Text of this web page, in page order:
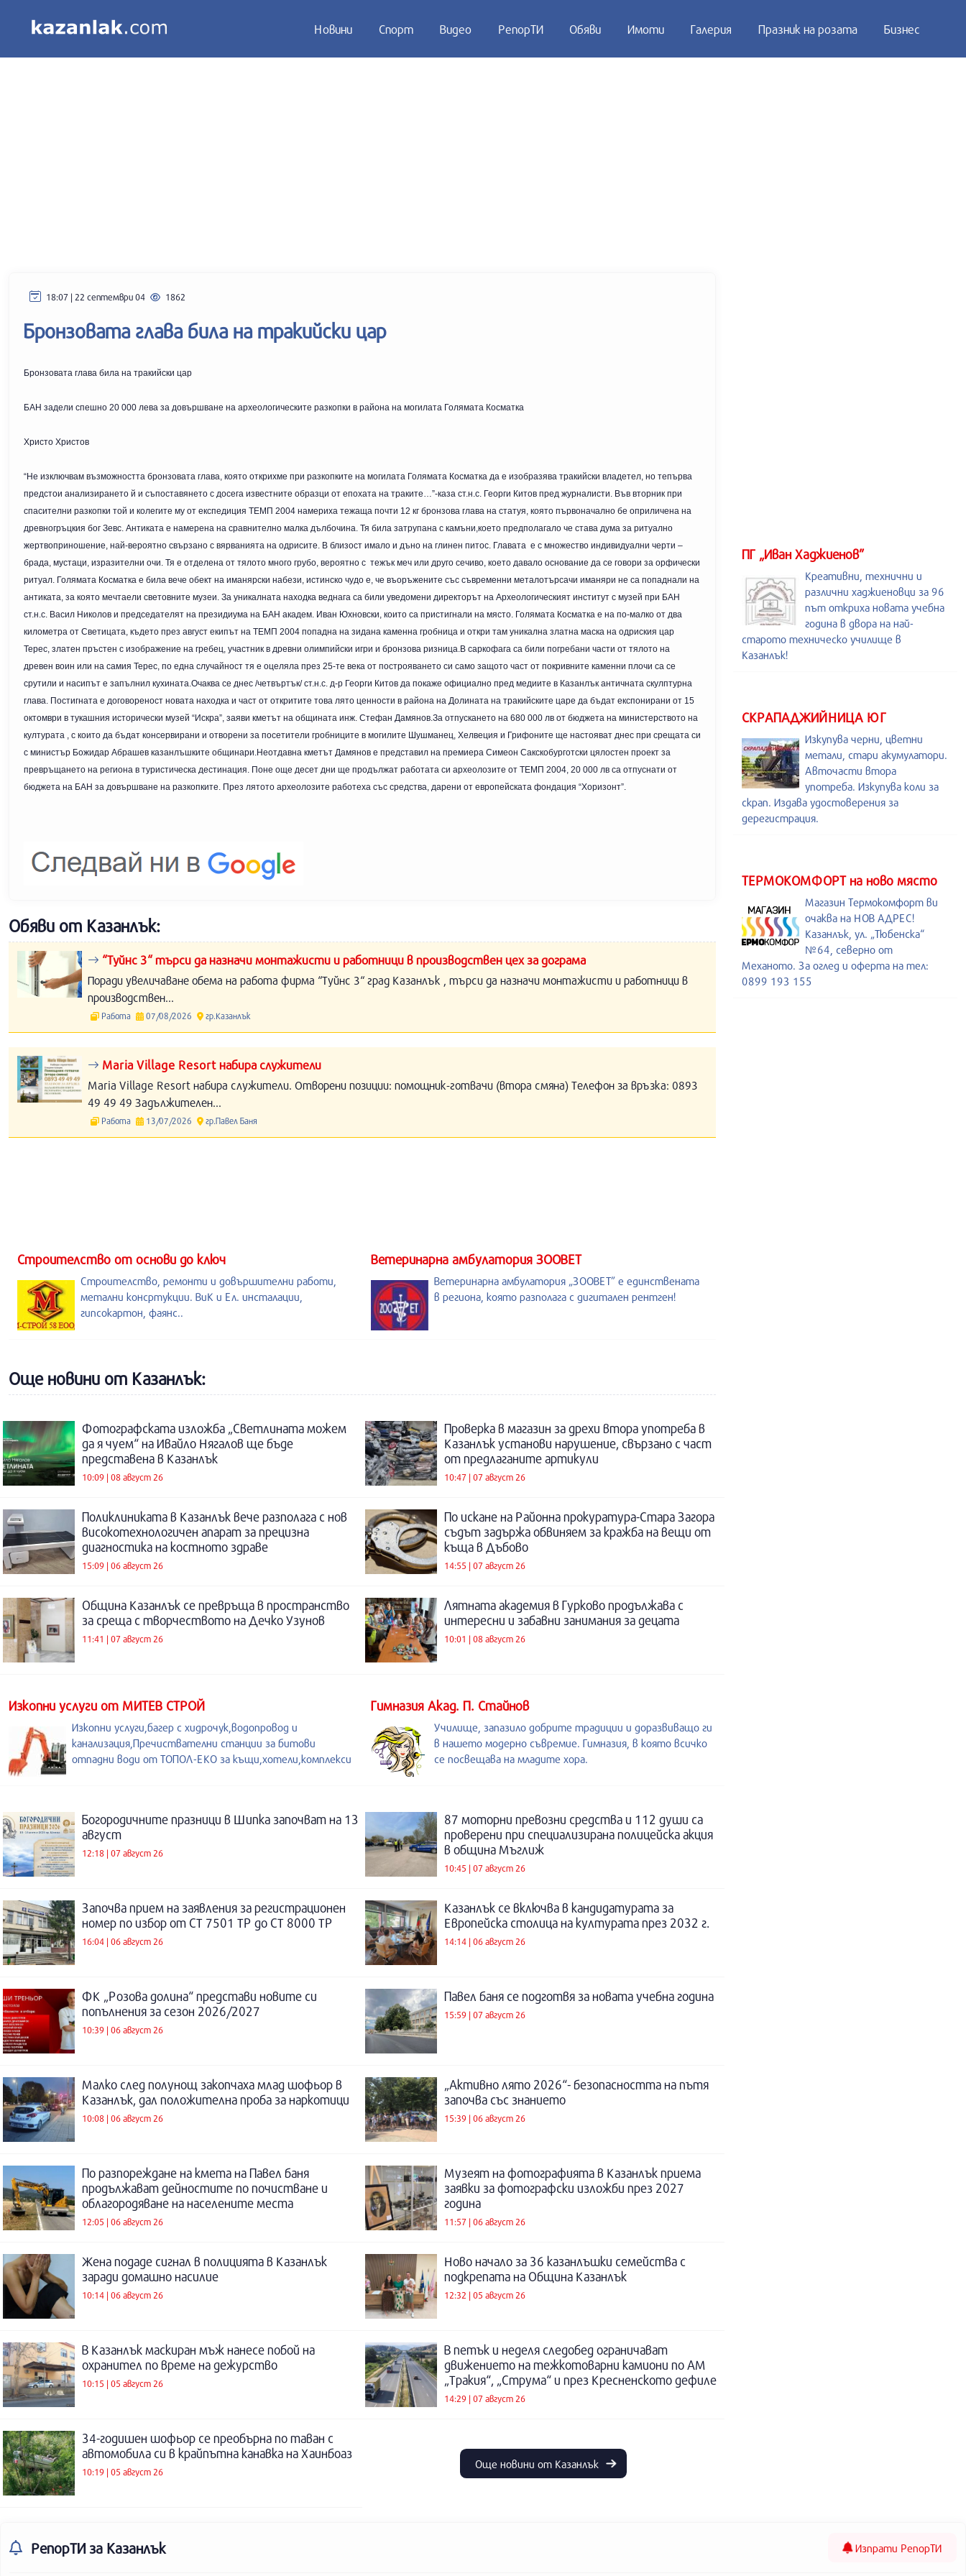
Новини Спорт Видео РепорТИ Обяви Имоти Галерия Празник на розата Бизнес
18:07 | 22 септември 04 1862
Бронзовата глава била на тракийски цар
Бронзовата глава била на тракийски цар
БАН задели спешно 20 000 лева за довършване на археологическите разкопки в района на могилата Голямата Косматка
Христо Христов
“Не изключвам възможността бронзовата глава, която открихме при разкопките на могилата Голямата Косматка да е изобразява тракийски владетел, но тепърва
предстои анализирането й и съпоставянето с досега известните образци от епохата на траките…”-каза ст.н.с. Георги Китов пред журналисти. Във вторник при
спасителни разкопки той и колегите му от експедиция ТЕМП 2004 намериха тежаща почти 12 кг бронзова глава на статуя, която първоначално бе оприличена на
древногръцкия бог Зевс. Антиката е намерена на сравнително малка дълбочина. Тя била затрупана с камъни,което предполагало че става дума за ритуално
жертвоприношение, най-вероятно свързано с вярванията на одрисите. В близост имало и дъно на глинен питос. Главата е с множество индивидуални черти –
брада, мустаци, изразителни очи. Тя е отделена от тялото много грубо, вероятно с тежък меч или друго сечиво, което давало основание да се говори за орфически
ритуал. Голямата Косматка е била вече обект на иманярски набези, истинско чудо е, че въоръжените със съвременни металотърсачи иманяри не са попаднали на
антиката, за която мечтаели световните музеи. За уникалната находка веднага са били уведомени директорът на Археологическият институт с музей при БАН
ст.н.с. Васил Николов и председателят на президиума на БАН академ. Иван Юхновски, които са пристигнали на място. Голямата Косматка е на по-малко от два
километра от Светицата, където през август екипът на ТЕМП 2004 попадна на зидана каменна гробница и откри там уникална златна маска на одриския цар
Терес, златен пръстен с изображение на гребец, участник в древни олимпийски игри и бронзова ризница.В саркофага са били погребани части от тялото на
древен воин или на самия Терес, по една случайност тя е оцеляла през 25-те века от построяването си само защото част от покривните каменни плочи са се
срутили и насипът е запълнил кухината.Очаква се днес /четвъртък/ ст.н.с. д-р Георги Китов да покаже официално пред медиите в Казанлък античната скулптурна
глава. Постигната е договореност новата находка и част от откритите това лято ценности в района на Долината на тракийските царе да бъдат експонирани от 15
октомври в тукашния исторически музей “Искра”, заяви кметът на общината инж. Стефан Дамянов.За отпускането на 680 000 лв от бюджета на министерството на
културата , с които да бъдат консервирани и отворени за посетители гробниците в могилите Шушманец, Хелвеция и Грифоните ще настояват днес при срещата си
с министър Божидар Абрашев казанлъшките общинари.Неотдавна кметът Дамянов е представил на премиера Симеон Сакскобурготски цялостен проект за
превръщането на региона в туристическа дестинация. Поне още десет дни ще продължат работата си археолозите от ТЕМП 2004, 20 000 лв са отпуснати от
бюджета на БАН за довършване на разкопките. През лятото археолозите работеха със средства, дарени от европейската фондация “Хоризонт”.
Обяви от Казанлък:
“Туйнс 3“ търси да назначи монтажисти и работници в производствен цех за дограма
Поради увеличаване обема на работа фирма “Туйнс 3“ град Казанлък , търси да назначи монтажисти и работници в
производствен...
Работа 07/08/2026 гр.Казанлък
Maria Village Resort набира служители
Maria Village Resort набира служители. Отворени позиции: помощник-готвачи (втора смяна) Телефон за връзка: 0893
49 49 49 Задължителен...
Работа 13/07/2026 гр.Павел Баня
ПГ „Иван Хаджиенов”
Креативни, технични и
различни хаджиеновци за 96
път откриха новата учебна
година в двора на най-
старото техническо училище в
Казанлък!
СКРАПАДЖИЙНИЦА ЮГ
Изкупува черни, цветни
метали, стари акумулатори.
Авточасти втора
употреба. Изкупува коли за
скрап. Издава удостоверения за
дерегистрация.
ТЕРМОКОМФОРТ на ново място
Магазин Термокомфорт ви
очаква на НОВ АДРЕС!
Казанлък, ул. „Тюбенска“
№64, северно от
Механото. За оглед и оферта на тел:
0899 193 155
Строителство от основи до ключ
Строителство, ремонти и довършителни работи,
метални консртукции. ВиК и Ел. инсталации,
гипсокартон, фаянс..
Ветеринарна амбулатория ЗООВЕТ
Ветеринарна амбулатория „ЗООВЕТ” е единствената
в региона, която разполага с дигитален рентген!
Още новини от Казанлък:
Фотографската изложба „Светлината можем
да я чуем“ на Ивайло Нягалов ще бъде
представена в Казанлък
10:09 | 08 август 26
Проверка в магазин за дрехи втора употреба в
Казанлък установи нарушение, свързано с част
от предлаганите артикули
10:47 | 07 август 26
Поликлиниката в Казанлък вече разполага с нов
високотехнологичен апарат за прецизна
диагностика на костното здраве
15:09 | 06 август 26
По искане на Районна прокуратура-Стара Загора
съдът задържа обвиняем за кражба на вещи от
къща в Дъбово
14:55 | 07 август 26
Община Казанлък се превръща в пространство
за среща с творчеството на Дечко Узунов
11:41 | 07 август 26
Лятната академия в Гурково продължава с
интересни и забавни занимания за децата
10:01 | 08 август 26
Изкопни услуги от МИТЕВ СТРОЙ
Изкопни услуги,багер с хидрочук,водопровод и
канализация,Пречиствателни станции за битови
отпадни води от ТОПОЛ-ЕКО за къщи,хотели,комплекси
Гимназия Акад. П. Стайнов
Училище, запазило добрите традиции и доразвиващо ги
в нашето модерно съвремие. Гимназия, в която всичко
се посвещава на младите хора.
Богородичните празници в Шипка започват на 13
август
12:18 | 07 август 26
87 моторни превозни средства и 112 души са
проверени при специализирана полицейска акция
в община Мъглиж
10:45 | 07 август 26
Започва прием на заявления за регистрационен
номер по избор от СТ 7501 ТР до СТ 8000 ТР
16:04 | 06 август 26
Казанлък се включва в кандидатурата за
Европейска столица на културата през 2032 г.
14:14 | 06 август 26
ФК „Розова долина“ представи новите си
попълнения за сезон 2026/2027
10:39 | 06 август 26
Павел баня се подготвя за новата учебна година
15:59 | 07 август 26
Малко след полунощ закопчаха млад шофьор в
Казанлък, дал положителна проба за наркотици
10:08 | 06 август 26
„Активно лято 2026“- безопасността на пътя
започва със знанието
15:39 | 06 август 26
По разпореждане на кмета на Павел баня
продължават дейностите по почистване и
облагородяване на населените места
12:05 | 06 август 26
Музеят на фотографията в Казанлък приема
заявки за фотографски изложби през 2027
година
11:57 | 06 август 26
Жена подаде сигнал в полицията в Казанлък
заради домашно насилие
10:14 | 06 август 26
Ново начало за 36 казанлъшки семейства с
подкрепата на Община Казанлък
12:32 | 05 август 26
В Казанлък маскиран мъж нанесе побой на
охранител по време на дежурство
10:15 | 05 август 26
В петък и неделя следобед ограничават
движението на тежкотоварни камиони по АМ
„Тракия“, „Струма“ и през Кресненското дефиле
14:29 | 07 август 26
34-годишен шофьор се преобърна по таван с
автомобила си в крайпътна канавка на Хаинбоаз
10:19 | 05 август 26
Още новини от Казанлък
РепорТИ за Казанлък Изпрати РепорТИ